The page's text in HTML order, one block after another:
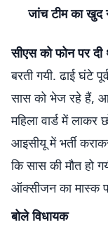
जांच टीम का खुद
सीएस को फोन पर
बरती गयी. ढाई घंटे
सास को भेज रहे हैं,
महिला वार्ड में
आइसीयू में भर्ती
कि सास की मौत हो
ऑक्सीजन का मास्क
बोले विधायक